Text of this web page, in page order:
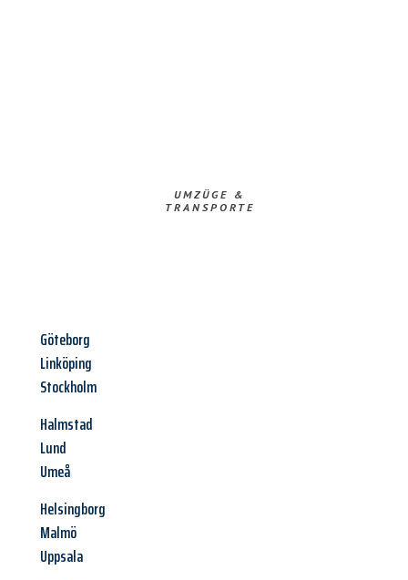
UMZÜGE &
TRANSPORTE
Göteborg
Linköping
Stockholm
Halmstad
Lund
Umeå
Helsingborg
Malmö
Uppsala